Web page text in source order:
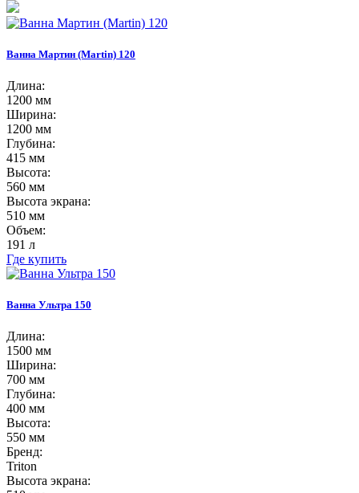
Ванна Мартин (Martin) 120
Длина:
1200 мм
Ширина:
1200 мм
Глубина:
415 мм
Высота:
560 мм
Высота экрана:
510 мм
Объем:
191 л
Где купить
Ванна Ультра 150
Длина:
1500 мм
Ширина:
700 мм
Глубина:
400 мм
Высота:
550 мм
Бренд:
Triton
Высота экрана: